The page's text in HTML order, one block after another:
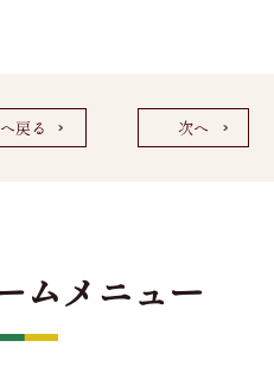
戻る 次へ
ムメニュー